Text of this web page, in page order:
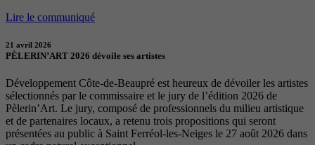
Lire le communiqué
21 avril 2026
PÈLERIN’ART 2026 dévoile ses artistes
Développement Côte-de-Beaupré est heureux de dévoiler les artistes
sélectionnés par le commissaire et le jury de l’édition 2026 de
Pèlerin’Art. Le jury, composé de professionnels du milieu artistique
et de partenaires locaux, a retenu trois propositions qui seront
présentées au public à Saint Ferréol-les-Neiges le 27 août 2026 dans